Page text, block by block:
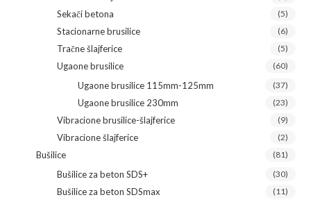
Sekači betona (5)
Stacionarne brusilice (6)
Tračne šlajferice (5)
Ugaone brusilice (60)
Ugaone brusilice 115mm-125mm (37)
Ugaone brusilice 230mm (23)
Vibracione brusilice-šlajferice (9)
Vibracione šlajferice (2)
Bušilice (81)
Bušilice za beton SDS+ (30)
Bušilice za beton SDSmax (11)